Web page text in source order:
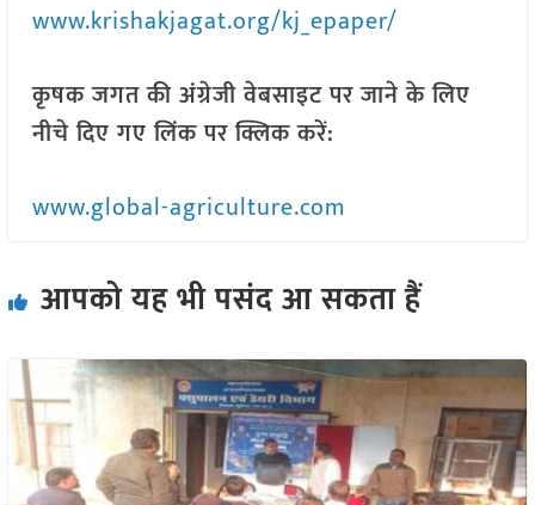
www.krishakjagat.org/kj_epaper/
कृषक जगत की अंग्रेजी वेबसाइट पर जाने के लिए
नीचे दिए गए लिंक पर क्लिक करें:
www.global-agriculture.com
आपको यह भी पसंद आ सकता हैं